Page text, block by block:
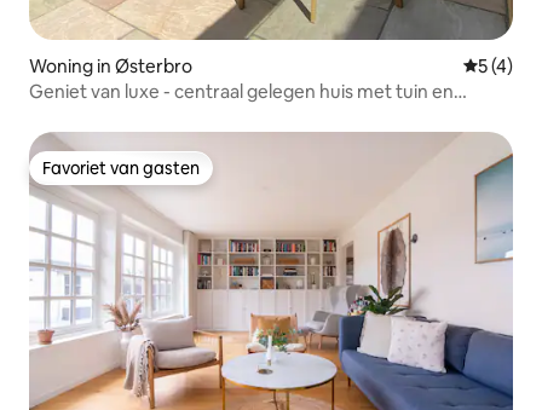
Woning in Østerbro
5 (4)
Geniet van luxe - centraal gelegen huis met tuin en
Favoriet van gasten
Favoriet van gasten